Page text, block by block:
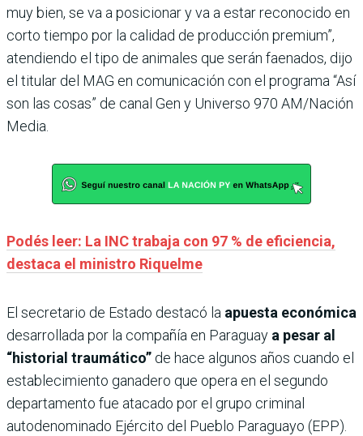
muy bien, se va a posicionar y va a estar reconocido en
corto tiempo por la calidad de producción premium”,
atendiendo el tipo de animales que serán faenados, dijo
el titular del MAG en comunicación con el programa “Así
son las cosas” de canal Gen y Universo 970 AM/Nación
Media.
Podés leer: La INC trabaja con 97 % de eficiencia,
destaca el ministro Riquelme
El secretario de Estado destacó la apuesta económica
desarrollada por la compañía en Paraguay a pesar al
“historial traumático” de hace algunos años cuando el
establecimiento ganadero que opera en el segundo
departamento fue atacado por el grupo criminal
autodenominado Ejército del Pueblo Paraguayo (EPP).